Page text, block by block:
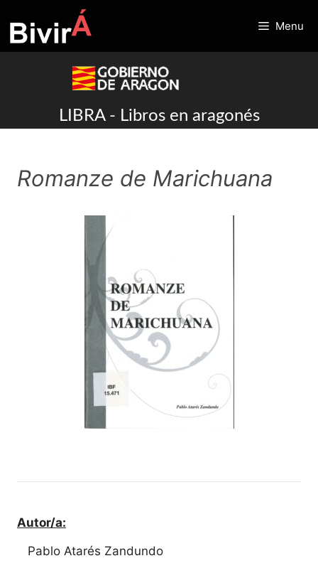
to
content
Menu
LIBRA - Libros en aragonés
Romanze de Marichuana
Autor/a:
Pablo Atarés Zandundo